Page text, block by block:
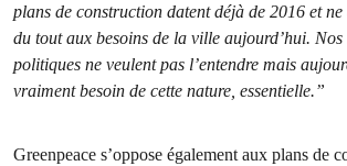
plans de construction datent déjà de 2016 et
du tout aux besoins de la ville aujourd’hui. Nos
politiques ne veulent pas l’entendre mais
vraiment besoin de cette nature, essentielle.”
Greenpeace s’oppose également aux plans de